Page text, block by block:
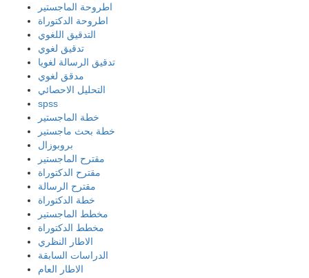
اطروحة الماجستير
اطروحة الدكتوراة
التدقيق اللغوي
تدقيق لغوي
تدقيق الرسالة لغويا
مدقق لغوي
التحليل الاحصائي
spss
خطة الماجستير
خطة بحث ماجستير
بروبوزال
مقترح الماجستير
مقترح الدكتوراة
مقترح الرسالة
خطة الدكتوراة
مخطط الماجستير
مخطط الدكتوراة
الاطار النظري
الدراسات السابقة
الاطار العام